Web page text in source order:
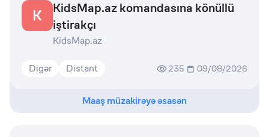
K
KidsMap.az komandasına könüllü
iştirakçı
KidsMap.az
Digər Distant 235 09/08/2026
Maaş müzakirəyə əsasən